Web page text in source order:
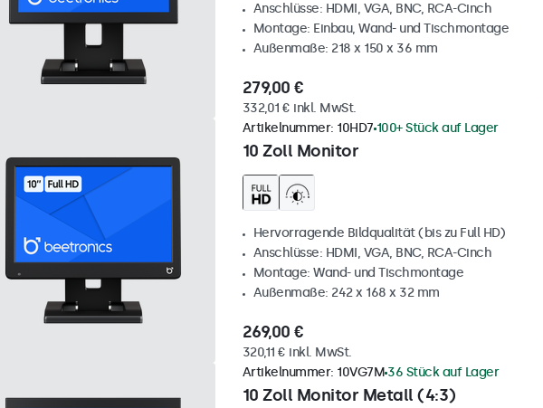
Anschlüsse: HDMI, VGA, BNC, RCA-Cinch
Montage: Einbau, Wand- und Tischmontage
Außenmaße: 218 x 150 x 36 mm
279,00 €
332,01 € inkl. MwSt.
10 Zoll Monitor
Artikelnummer: 10HD7 100+ Stück auf Lager
Hervorragende Bildqualität (bis zu Full HD)
Anschlüsse: HDMI, VGA, BNC, RCA-Cinch
Montage: Wand- und Tischmontage
Außenmaße: 242 x 168 x 32 mm
269,00 €
320,11 € inkl. MwSt.
10 Zoll Monitor Metall (4:3)
Artikelnummer: 10VG7M 36 Stück auf Lager